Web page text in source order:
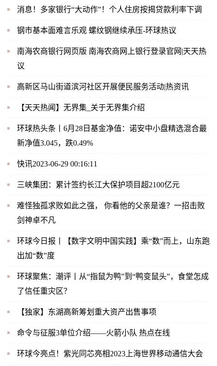
消息！多家银行“大动作”！个人住房按揭贷款利率下调
钢市基本面难言乐观 螺纹钢继续承压-环球热议
南海农商银行网页版 南海农商网上银行登录官网|天天热
议
高新区马山街道滨河社区开展便民服务活动|热资讯
【天天热闻】无界集_关于无界集介绍
环球热头条丨6月28日基金净值：诺安中小盘精选混合最
新净值3.045，跌0.49%
快讯2023-06-29 00:16:11
三峡集团：累计签约长江大保护项目超2100亿元
难怪独孤求败如此之强， 你看他的父亲是谁？一招击败
剑神卓不凡
环球今日报丨【数字文明中国实践】乘“数”而上，山东跑
出加“数”度
环球聚焦：潮评丨从“指鼠为鸭”到“鸭变鼠头”，食堂怎成
了信任重灾区？
【独家】东湖高新筹划重大资产出售事项
命令与征服3单位介绍——火箭小队 热点在线
环球今亮点！紫光同芯亮相2023上海世界移动通信大会